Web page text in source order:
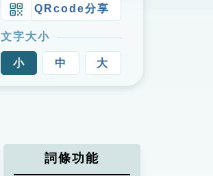
QRcode分享
文字大小
小 中 大
詞條功能